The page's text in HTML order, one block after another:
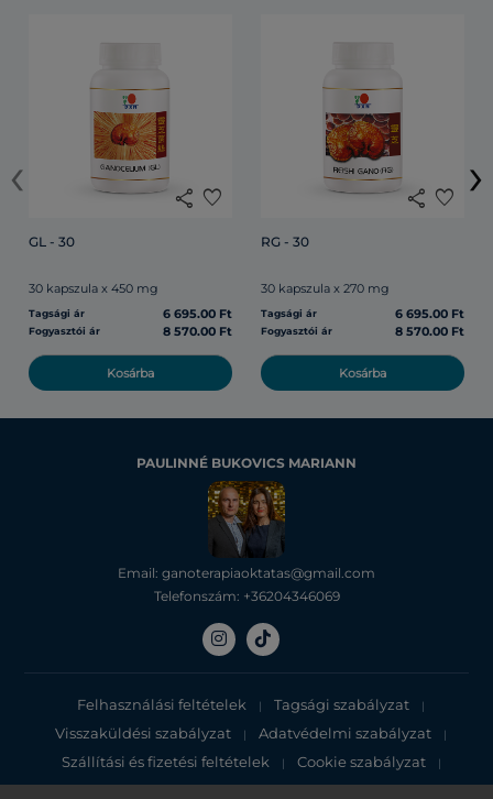
share favorite
GL - 30
30 kapszula x 450 mg
Tagsági ár 6 695.00 Ft
Fogyasztói ár 8 570.00 Ft
Kosárba
share favorite
RG - 30
30 kapszula x 270 mg
Tagsági ár 6 695.00 Ft
Fogyasztói ár 8 570.00 Ft
Kosárba
‹ ›
PAULINNÉ BUKOVICS MARIANN
Email: ganoterapiaoktatas@gmail.com
Telefonszám: +36204346069
Felhasználási feltételek | Tagsági szabályzat |
Visszaküldési szabályzat | Adatvédelmi szabályzat |
Szállítási és fizetési feltételek | Cookie szabályzat |
Adatvédelmi tájékoztató